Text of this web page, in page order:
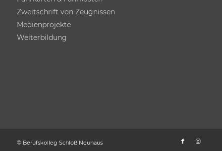
Zweitschrift von Zeugnissen
Medienprojekte
Weiterbildung
© Berufskolleg Schloß Neuhaus